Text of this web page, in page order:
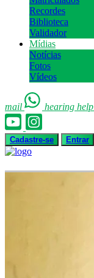
Recordes
Biblioteca
Validador
Mídias
Notícias
Fotos
Vídeos
mail hearing help
Cadastre-se Entrar